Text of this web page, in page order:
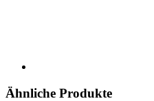
Ähnliche Produkte